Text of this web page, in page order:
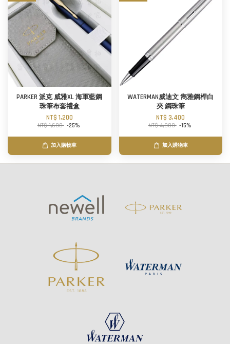
PARKER 派克 威雅XL 海軍藍鋼
珠筆布套禮盒
NT$ 1,200
NT$ 1,600 -25%
加入購物車
WATERMAN威迪文 雋雅鋼桿白
夾 鋼珠筆
NT$ 3,400
NT$ 4,000 -15%
加入購物車